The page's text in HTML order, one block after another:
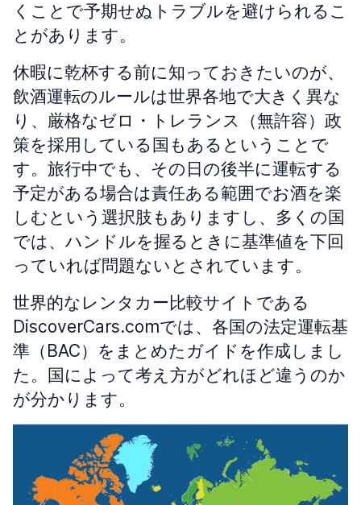
くことで予期せぬトラブルを避けられるこ
とがあります。
休暇に乾杯する前に知っておきたいのが、
飲酒運転のルールは世界各地で大きく異な
り、厳格なゼロ・トレランス（無許容）政
策を採用している国もあるということで
す。旅行中でも、その日の後半に運転する
予定がある場合は責任ある範囲でお酒を楽
しむという選択肢もありますし、多くの国
では、ハンドルを握るときに基準値を下回
っていれば問題ないとされています。
世界的なレンタカー比較サイトである
DiscoverCars.comでは、各国の法定運転基
準（BAC）をまとめたガイドを作成しまし
た。国によって考え方がどれほど違うのか
が分かります。